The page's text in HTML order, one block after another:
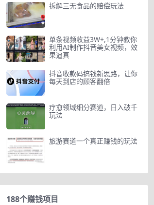
拆解三无食品的赔偿玩法
单条视频收益3W+,1分钟教你
利用AI制作抖音美女视频，效
果逼真
抖音收款码搞钱新思路，让你
每天到店的顾客翻倍
疗愈领域细分赛道，日入破千
玩法
旅游赛道一个真正赚钱的玩法
188个赚钱项目